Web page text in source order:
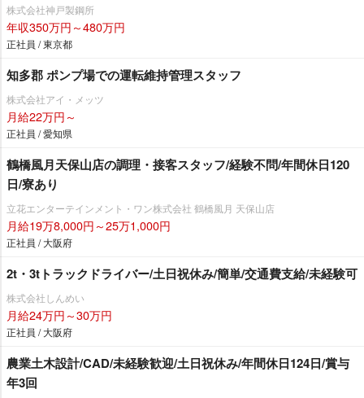
株式会社神戸製鋼所
年収350万円～480万円
正社員 / 東京都
知多郡 ポンプ場での運転維持管理スタッフ
株式会社アイ・メッツ
月給22万円～
正社員 / 愛知県
鶴橋風月天保山店の調理・接客スタッフ/経験不問/年間休日120
日/寮あり
立花エンターテインメント・ワン株式会社 鶴橋風月 天保山店
月給19万8,000円～25万1,000円
正社員 / 大阪府
2t・3tトラックドライバー/土日祝休み/簡単/交通費支給/未経験可
株式会社しんめい
月給24万円～30万円
正社員 / 大阪府
農業土木設計/CAD/未経験歓迎/土日祝休み/年間休日124日/賞与
年3回